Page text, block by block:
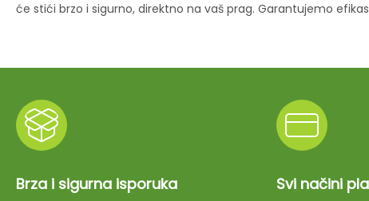
će stići brzo i sigurno, direktno na vaš prag. Garantujemo
Brza i sigurna isporuka Svi načini